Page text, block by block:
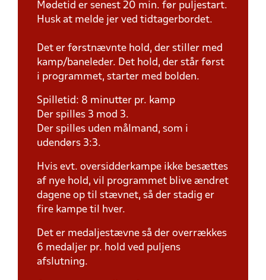
Mødetid er senest 20 min. før puljestart.
Husk at melde jer ved tidtagerbordet.
Det er førstnævnte hold, der stiller med
kamp/baneleder. Det hold, der står først
i programmet, starter med bolden.
Spilletid: 8 minutter pr. kamp
Der spilles 3 mod 3.
Der spilles uden målmand, som i
udendørs 3:3.
Hvis evt. oversidderkampe ikke besættes
af nye hold, vil programmet blive ændret
dagene op til stævnet, så der stadig er
fire kampe til hver.
Det er medaljestævne så der overrækkes
6 medaljer pr. hold ved puljens
afslutning.